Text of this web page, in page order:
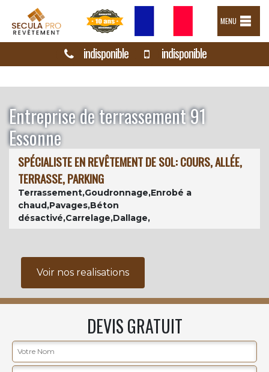
MENU
indisponible indisponible
Entreprise de terrassement 91
Essonne
SPÉCIALISTE EN REVÊTEMENT DE SOL: COURS, ALLÉE,
TERRASSE, PARKING
Terrassement,Goudronnage,Enrobé a
chaud,Pavages,Béton
désactivé,Carrelage,Dallage,
Voir nos realisations
DEVIS GRATUIT